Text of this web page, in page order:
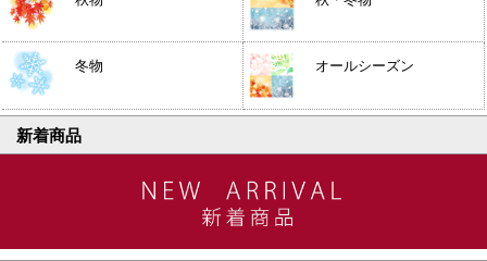
冬物 オールシーズン
新着商品